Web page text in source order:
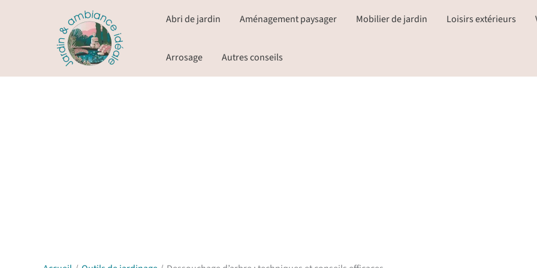
Abri de jardin Aménagement paysager Mobilier de jardin Loisirs extérieurs
Arrosage Autres conseils